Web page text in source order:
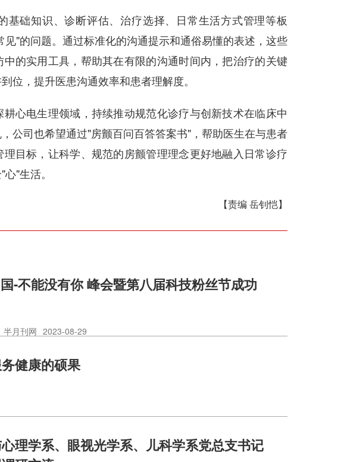
础知识、诊断评估、治疗选择、日常生活方式管理等板
"的问题。通过标准化的沟通提示和通俗易懂的表述，这些
的实用工具，帮助其在有限的沟通时间内，把治疗的关键
位，提升医患沟通效率和患者理解度。
电生理领域，持续推动规范化诊疗与创新技术在临床中
公司也希望通过"房颤百问百答答案书"，帮助医生在与患者
目标，让科学、规范的房颤管理理念更好地融入日常诊疗
"生活。
【责编 岳钊恺】
-不能没有你 峰会暨第八届科技粉丝节成功
半月刊网 2023-08-29
健康的硕果
理学系、眼视光学系、儿科学系党总支书记